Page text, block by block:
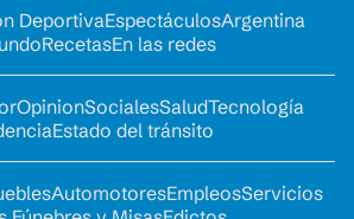
DeportivaEspectáculosArgentina
RecetasEn las redes
OpinionSocialesSaludTecnología
Estado del tránsito
AutomotoresEmpleosServicios